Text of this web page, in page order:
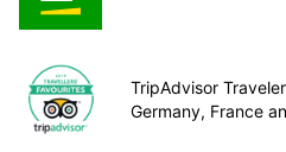
TripAdvisor
Germany, France